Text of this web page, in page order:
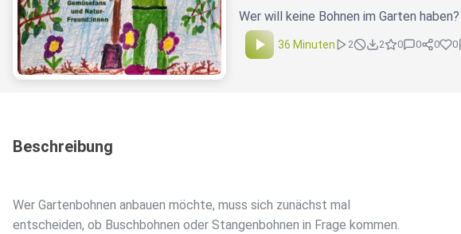
Wer will keine Bohnen im Garten
36 Minuten 2 2 0 0 0 0
Beschreibung
Wer Gartenbohnen anbauen möchte, muss sich zunächst mal
entscheiden, ob Buschbohnen oder Stangenbohnen in Frage kommen.